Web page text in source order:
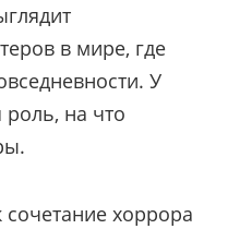
в мире, где
У
роль, на что
хоррора